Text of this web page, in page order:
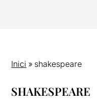
Inici » shakespeare
SHAKESPEARE